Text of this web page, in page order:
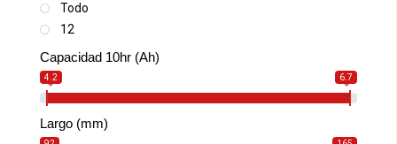
Todo
12
Capacidad 10hr (Ah)
4.2 6.7
Largo (mm)